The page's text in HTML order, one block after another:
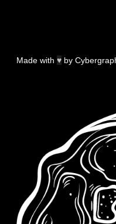
Made with ♥ by